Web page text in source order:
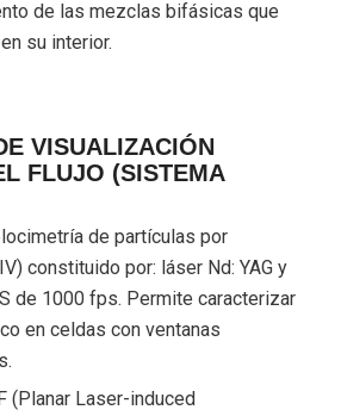
de las mezclas bifásicas que
su interior.
VISUALIZACIÓN
FLUJO (SISTEMA
de partículas por
constituido por: láser Nd: YAG y
de 1000 fps. Permite caracterizar
en celdas con ventanas
(Planar Laser-induced